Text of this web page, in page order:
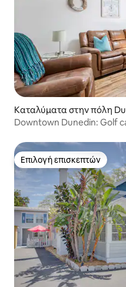
Καταλύματα στην πόλη
Downtown Dunedin: Golf
Επιλογή επισκεπτών
Επιλογή επισκεπτών